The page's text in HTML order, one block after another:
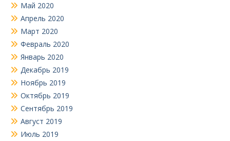
Май 2020
Апрель 2020
Март 2020
Февраль 2020
Январь 2020
Декабрь 2019
Ноябрь 2019
Октябрь 2019
Сентябрь 2019
Август 2019
Июль 2019